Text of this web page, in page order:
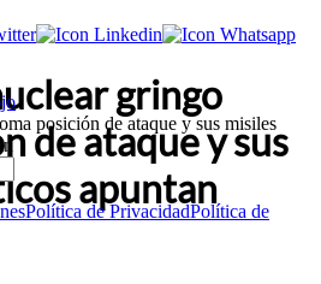
posición de ataque y sus misiles
Política de PrivacidadPolítica de
gringo
de ataque y sus
apuntan